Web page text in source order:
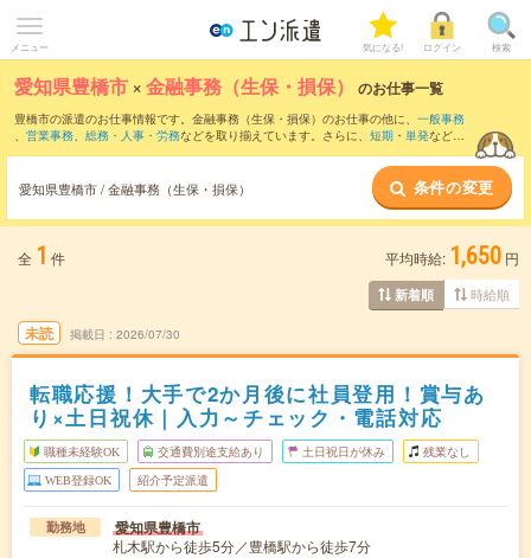
メニュー 気になる! ログイン 検索
愛知県豊橋市 ×金融事務（生保・損保） のお仕事一覧
豊橋市の派遣のお仕事情報です。金融事務（生保・損保）のお仕事の他に、 一般事務
、 営業事務、 総務・人事・労務などを取り揃えています。さらに、 短期 ・ 単発などの
愛知県豊橋市 / 金融事務（生保・損保） 条件の変更
全 1 件 平均時給: 1,650 円
新着順 時給順
未読 掲載日 2026/07/30
転職応援！大手で2か月後に社員登用！賞与あ
り×土日祝休｜入力～チェック・電話対応
職種未経験OK 交通費別途支給あり 土日祝日が休み 残業なし
WEB登録OK 紹介予定派遣
勤務地 愛知県豊橋市
札木駅から徒歩5分／豊橋駅から徒歩7分